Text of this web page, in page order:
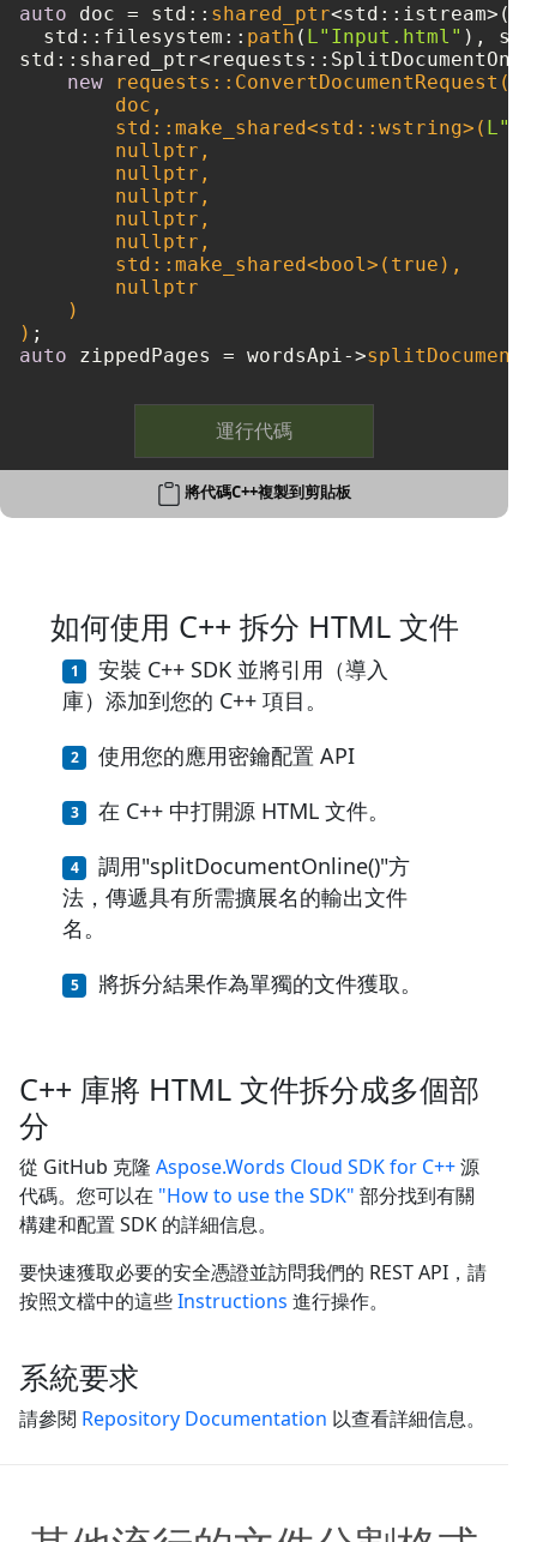
auto doc = std:: shared_ptr<std::istream>(
  std::filesystem::
path ( L"Input.html"
new requests::ConvertDocumentRequest(
        doc,
        std::make_shared<std::wstring>(
nullptr ,
nullptr ,
nullptr ,
nullptr ,
nullptr ,
        std::make_shared<
bool>( true ),
nullptr
    )
)
auto zippedPages = wordsApi->
運行代碼
將代碼C++複製到剪貼板
如何使用 C++ 拆分 HTML 文件
安裝 C++ SDK 並將引用（導入
庫）添加到您的 C++ 項目。
使用您的應用密鑰配置 API
在 C++ 中打開源 HTML 文件。
調用"splitDocumentOnline()"方
法，傳遞具有所需擴展名的輸出文件
名。
將拆分結果作為單獨的文件獲取。
C++ 庫將 HTML 文件拆分成多個部
分
從 GitHub 克隆 Aspose.Words Cloud SDK for C++源
代碼。您可以在 "How to use the SDK" 部分找到有關
構建和配置 SDK 的詳細信息。
要快速獲取必要的安全憑證並訪問我們的 REST API，請
按照文檔中的這些Instructions 進行操作。
系統要求
請參閱 Repository Documentation 以查看詳細信息。